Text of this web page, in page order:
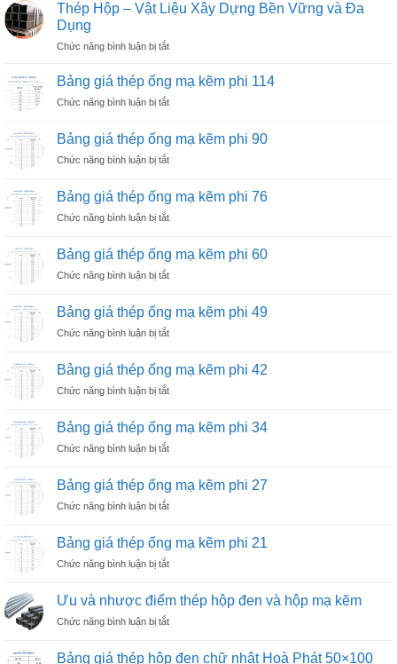
Thép Hộp – Vật Liệu Xây Dựng Bền Vững và Đa
Dụng
Chức năng bình luận bị tắtở
–
Vật
Xây
Bền
và
Bảng giá thép ống mạ kẽm phi 114
Chức năng bình luận bị tắtở
thép
ống
kẽm
phi
114
Bảng giá thép ống mạ kẽm phi 90
Chức năng bình luận bị tắtở
thép
ống
kẽm
phi
90
Bảng giá thép ống mạ kẽm phi 76
Chức năng bình luận bị tắtở
thép
ống
kẽm
phi
76
Bảng giá thép ống mạ kẽm phi 60
Chức năng bình luận bị tắtở
thép
ống
kẽm
phi
60
Bảng giá thép ống mạ kẽm phi 49
Chức năng bình luận bị tắtở
thép
ống
kẽm
phi
49
Bảng giá thép ống mạ kẽm phi 42
Chức năng bình luận bị tắtở
thép
ống
kẽm
phi
42
Bảng giá thép ống mạ kẽm phi 34
Chức năng bình luận bị tắtở
thép
ống
kẽm
phi
34
Bảng giá thép ống mạ kẽm phi 27
Chức năng bình luận bị tắtở
thép
ống
kẽm
27
Bảng giá thép ống mạ kẽm phi 21
Chức năng bình luận bị tắtở
thép
ống
kẽm
Ưu và nhược điểm thép hộp đen và hộp mạ kẽm
Chức năng bình luận bị tắtở
Bảng giá thép hộp đen chữ nhật Hoà Phát 50×100